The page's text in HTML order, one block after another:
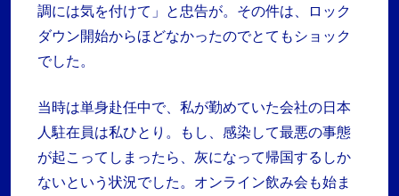
調には気を付けて」と忠告が。その件は、ロック
ダウン開始からほどなかったのでとてもショック
でした。
当時は単身赴任中で、私が勤めていた会社の日本
人駐在員は私ひとり。もし、感染して最悪の事態
が起こってしまったら、灰になって帰国するしか
ないという状況でした。オンライン飲み会も始ま